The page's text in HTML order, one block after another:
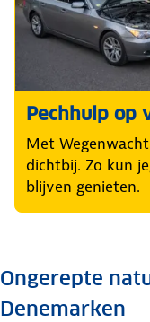
Pechhulp op
Met
dichtbij. Zo kun
blijven genieten.
Ongerepte
Denemarken